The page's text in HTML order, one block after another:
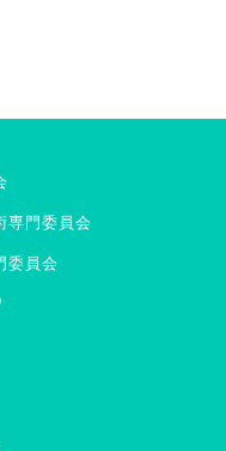
専門委員会
委員会